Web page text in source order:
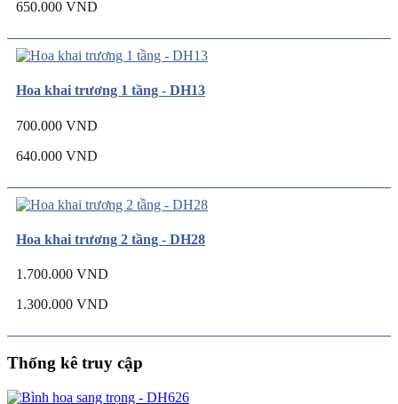
650.000 VND
Hoa khai trương 1 tầng - DH13
700.000 VND
640.000 VND
Hoa khai trương 2 tầng - DH28
1.700.000 VND
1.300.000 VND
Thống kê truy cập